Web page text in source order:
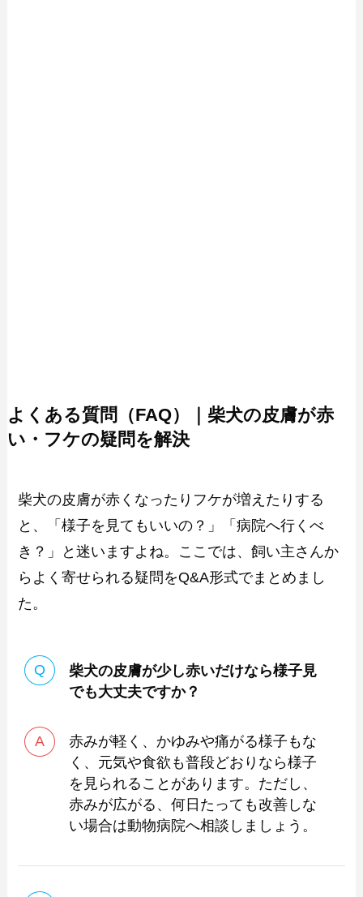
よくある質問（FAQ）｜柴犬の皮膚が赤
い・フケの疑問を解決
柴犬の皮膚が赤くなったりフケが増えたりする
と、「様子を見てもいいの？」「病院へ行くべ
き？」と迷いますよね。ここでは、飼い主さんか
らよく寄せられる疑問をQ&A形式でまとめまし
た。
柴犬の皮膚が少し赤いだけなら様子見
でも大丈夫ですか？
赤みが軽く、かゆみや痛がる様子もな
く、元気や食欲も普段どおりなら様子
を見られることがあります。ただし、
赤みが広がる、何日たっても改善しな
い場合は動物病院へ相談しましょう。